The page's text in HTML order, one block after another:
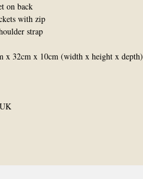
back
with zip
strap
x 32cm x 10cm (width x height x depth)